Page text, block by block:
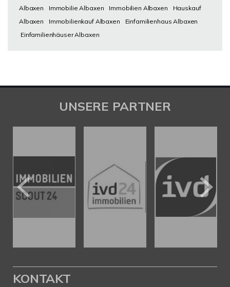
Albaxen
Immobilie Albaxen Immobilien Albaxen
Hauskauf
Albaxen
Immobilienkauf Albaxen
Einfamilienhaus Albaxen
Einfamilienhäuser Albaxen
UNSERE PARTNER
KONTAKT